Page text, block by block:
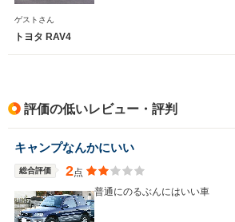
ゲストさん
トヨタ RAV4
評価の低いレビュー・評判
キャンプなんかにいい
総合評価 2点
普通にのるぶんにはいい車